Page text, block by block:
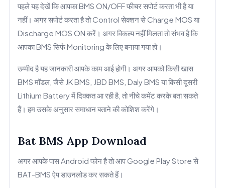
पहले यह देखें कि आपका BMS ON/OFF फीचर सपोर्ट करता भी है या
नहीं। अगर सपोर्ट करता है तो Control सेक्शन से Charge MOS या
Discharge MOS ON करें। अगर विकल्प नहीं मिलता तो संभव है कि
आपका BMS सिर्फ Monitoring के लिए बनाया गया हो।
उम्मीद है यह जानकारी आपके काम आई होगी। अगर आपको किसी खास
BMS मॉडल, जैसे JK BMS, JBD BMS, Daly BMS या किसी दूसरी
Lithium Battery में दिक्कत आ रही है, तो नीचे कमेंट करके बता सकते
हैं। हम उसके अनुसार समाधान बताने की कोशिश करेंगे।
Bat BMS App Download
अगर आपके पास Android फोन है तो आप Google Play Store से
BAT-BMS ऐप डाउनलोड कर सकते हैं।